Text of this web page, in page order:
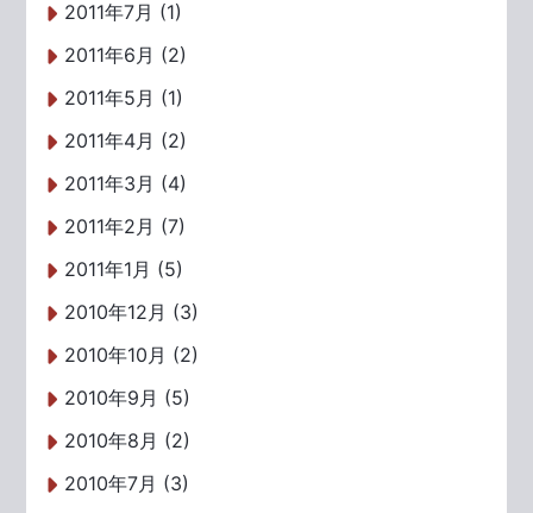
2011年7月 (1)
2011年6月 (2)
2011年5月 (1)
2011年4月 (2)
2011年3月 (4)
2011年2月 (7)
2011年1月 (5)
2010年12月 (3)
2010年10月 (2)
2010年9月 (5)
2010年8月 (2)
2010年7月 (3)